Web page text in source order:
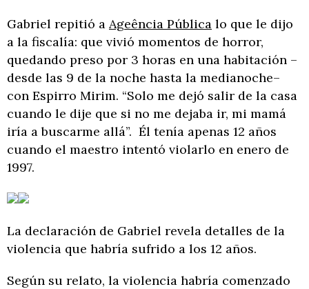
Gabriel repitió a Ageência Pública lo que le dijo
a la fiscalía: que vivió momentos de horror,
quedando preso por 3 horas en una habitación –
desde las 9 de la noche hasta la medianoche–
con Espirro Mirim. “Solo me dejó salir de la casa
cuando le dije que si no me dejaba ir, mi mamá
iría a buscarme allá”. Él tenía apenas 12 años
cuando el maestro intentó violarlo en enero de
1997.
La declaración de Gabriel revela detalles de la
violencia que habría sufrido a los 12 años.
Según su relato, la violencia habría comenzado